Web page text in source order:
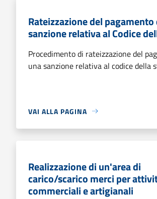
Rateizzazione del
sanzione relativa al Codice
Procedimento di rateizzazione del
una sanzione relativa al codice della
VAI ALLA PAGINA
Realizzazione di un'area di
carico/scarico merci per
commerciali e artigianali